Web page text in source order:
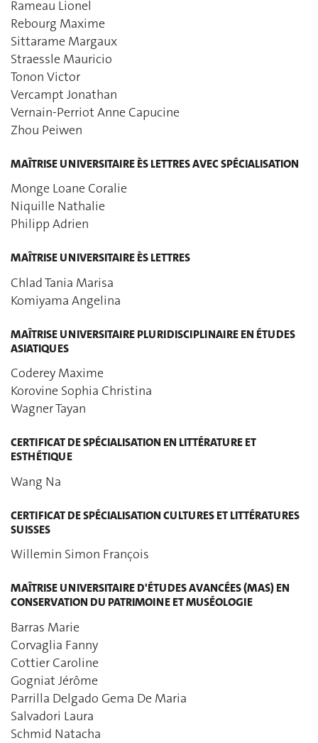
Rameau Lionel
Rebourg Maxime
Sittarame Margaux
Straessle Mauricio
Tonon Victor
Vercampt Jonathan
Vernain-Perriot Anne Capucine
Zhou Peiwen
MAÎTRISE UNIVERSITAIRE ÈS LETTRES AVEC SPÉCIALISATION
Monge Loane Coralie
Niquille Nathalie
Philipp Adrien
MAÎTRISE UNIVERSITAIRE ÈS LETTRES
Chlad Tania Marisa
Komiyama Angelina
MAÎTRISE UNIVERSITAIRE PLURIDISCIPLINAIRE EN ÉTUDES
ASIATIQUES
Coderey Maxime
Korovine Sophia Christina
Wagner Tayan
CERTIFICAT DE SPÉCIALISATION EN LITTÉRATURE ET
ESTHÉTIQUE
Wang Na
CERTIFICAT DE SPÉCIALISATION CULTURES ET LITTÉRATURES
SUISSES
Willemin Simon François
MAÎTRISE UNIVERSITAIRE D'ÉTUDES AVANCÉES (MAS) EN
CONSERVATION DU PATRIMOINE ET MUSÉOLOGIE
Barras Marie
Corvaglia Fanny
Cottier Caroline
Gogniat Jérôme
Parrilla Delgado Gema De Maria
Salvadori Laura
Schmid Natacha